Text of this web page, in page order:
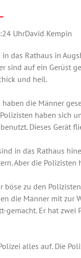
UhrDavid Kempin
das Rathaus in
sind auf ein Gerüst
und heil.
die Männer
haben sich
Dieses Gerät
in das Rathaus
Aber die
böse zu den
die Männer mit zur
gemacht. Er hat
alles auf. Die